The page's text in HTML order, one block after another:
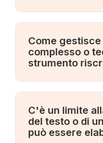
Come
complesso o
strumento
C'è un limite
del testo o di
può essere